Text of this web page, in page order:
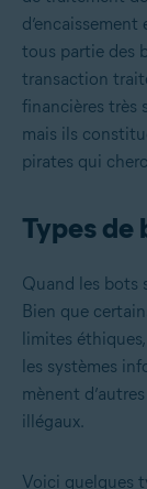
tous partie des
transaction
financières très
mais ils
pirates qui
Types de
Quand les bots
Bien que
limites
les systèmes
mènent
illégaux.
Voici quelques